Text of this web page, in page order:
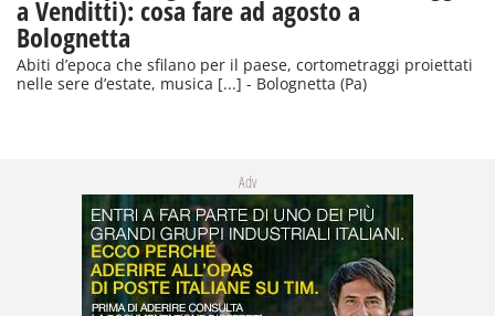
a Venditti): cosa fare ad agosto a
Bolognetta
Abiti d’epoca che sfilano per il paese, cortometraggi proiettati
nelle sere d’estate, musica [...] - Bolognetta (Pa)
Adv